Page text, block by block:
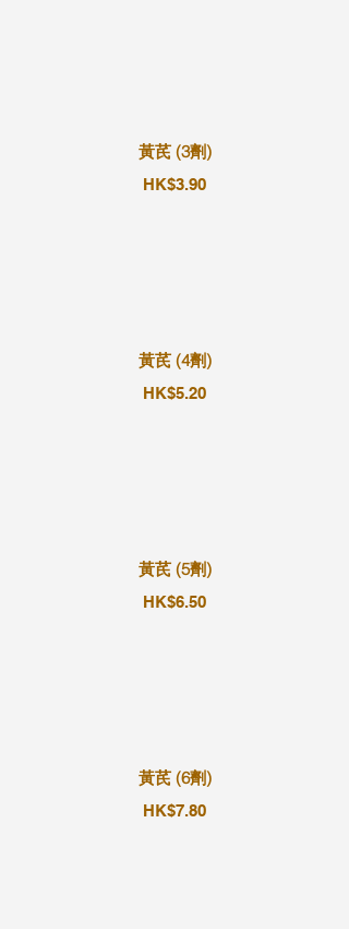
黃芪 (3劑)
HK$3.90
黃芪 (4劑)
HK$5.20
黃芪 (5劑)
HK$6.50
黃芪 (6劑)
HK$7.80